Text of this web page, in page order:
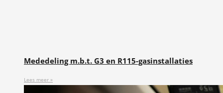
Mededeling m.b.t. G3 en R115-gasinstallaties
Lees meer »